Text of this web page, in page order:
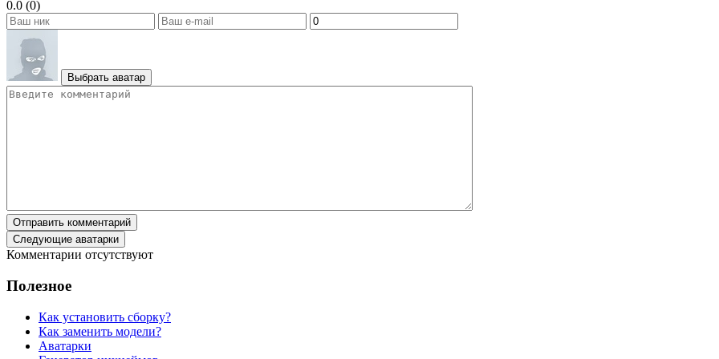
0.0 (0)
Выбрать аватар
Отправить комментарий
Следующие аватарки
Комментарии отсутствуют
Полезное
Как установить сборку?
Как заменить модели?
Аватарки